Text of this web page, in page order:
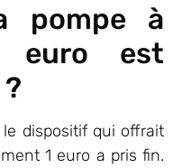
pompe à
euro est
dispositif qui offrait
1 euro a pris fin.